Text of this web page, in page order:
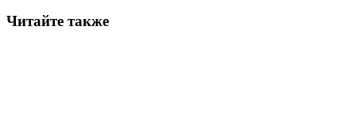
Читайте также